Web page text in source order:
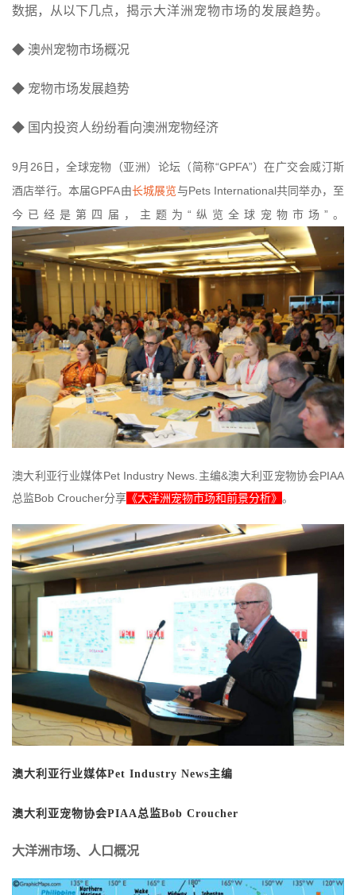
数据，从以下几点， 揭示大洋洲宠物市场的发展趋势。
◆ 澳州宠物市场概况
◆ 宠物市场发展趋势
◆ 国内投资人纷纷看向澳洲宠物经济
9月 26 日，全球宠物（亚洲）论坛（简称“GPFA”）在广交会威汀斯
酒店举行。本届GPFA由长城展览与Pets International共同举办，至
今已经是第四届，主题为“ 纵览全球宠物市场 ”。
澳大利亚行业媒体Pet Industry News. 主编&澳大利亚宠物协会PIAA
总监Bob Croucher分享 《大洋洲宠物市场和前景分析》 。
澳大利亚行业媒体Pet Industry News主编
澳大利亚宠物协会PIAA总监Bob Croucher
大洋洲市场、人口概况